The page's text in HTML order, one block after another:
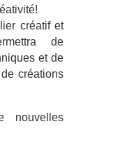
créatif et
de
et de
créations
nouvelles